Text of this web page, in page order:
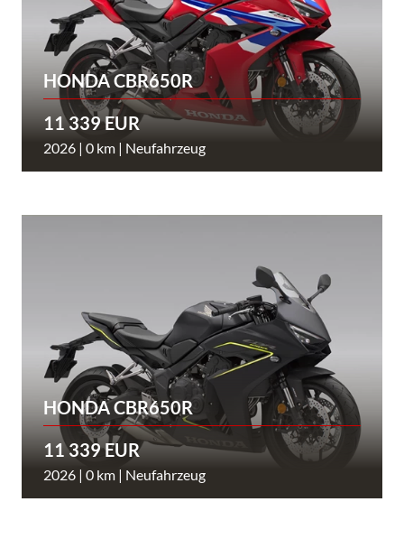
HONDA CBR650R
11 339 EUR
2026 | 0 km | Neufahrzeug
HONDA CBR650R
11 339 EUR
2026 | 0 km | Neufahrzeug